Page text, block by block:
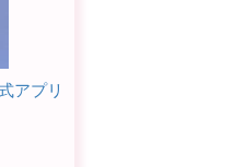
アプリ